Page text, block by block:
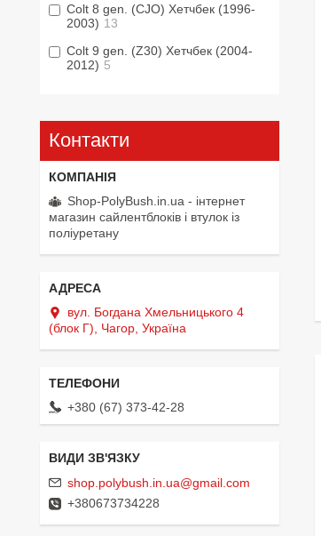
Colt 8 gen. (CJO) Хетчбек (1996-
2003) 13
Colt 9 gen. (Z30) Хетчбек (2004-
2012) 5
Контакти
Shop-PolyBush.in.ua - інтернет
магазин сайлентблоків і втулок із
поліуретану
вул. Богдана Хмельницького 4
(блок Г), Чагор, Україна
+380 (67) 373-42-28
shop.polybush.in.ua@gmail.com
+380673734228